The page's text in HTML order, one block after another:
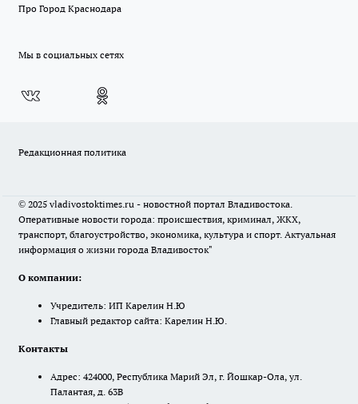
Про Город Краснодара
Мы в социальных сетях
Редакционная политика
© 2025 vladivostoktimes.ru - новостной портал Владивостока.
Оперативные новости города: происшествия, криминал, ЖКХ,
транспорт, благоустройство, экономика, культура и спорт. Актуальная
информация о жизни города Владивосток"
О компании:
Учредитель: ИП Карелин Н.Ю
Главный редактор сайта: Карелин Н.Ю.
Контакты
Адрес: 424000, Республика Марий Эл, г. Йошкар-Ола, ул.
Палантая, д. 63В